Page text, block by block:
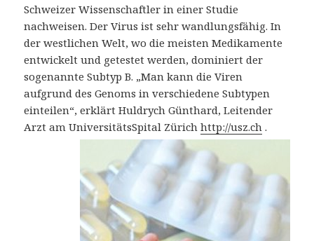
Schweizer Wissenschaftler in einer Studie
nachweisen. Der Virus ist sehr wandlungsfähig. In
der westlichen Welt, wo die meisten Medikamente
entwickelt und getestet werden, dominiert der
sogenannte Subtyp B. „Man kann die Viren
aufgrund des Genoms in verschiedene Subtypen
einteilen“, erklärt Huldrych Günthard, Leitender
Arzt am UniversitätsSpital Zürichhttp://usz.ch .